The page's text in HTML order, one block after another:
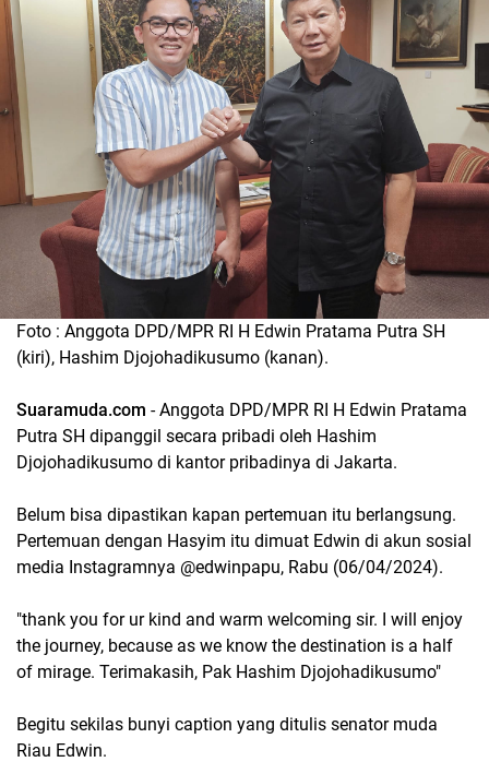
Foto : Anggota DPD/MPR RI H Edwin Pratama Putra SH
(kiri), Hashim Djojohadikusumo (kanan).
Suaramuda.com - Anggota DPD/MPR RI H Edwin Pratama
Putra SH dipanggil secara pribadi oleh Hashim
Djojohadikusumo di kantor pribadinya di Jakarta.
Belum bisa dipastikan kapan pertemuan itu berlangsung.
Pertemuan dengan Hasyim itu dimuat Edwin di akun sosial
media Instagramnya @edwinpapu, Rabu (06/04/2024).
"thank you for ur kind and warm welcoming sir. I will enjoy
the journey, because as we know the destination is a half
of mirage. Terimakasih, Pak Hashim Djojohadikusumo"
Begitu sekilas bunyi caption yang ditulis senator muda
Riau Edwin.